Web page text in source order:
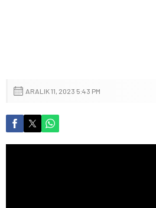
ARALIK 11, 2023 5:43 PM